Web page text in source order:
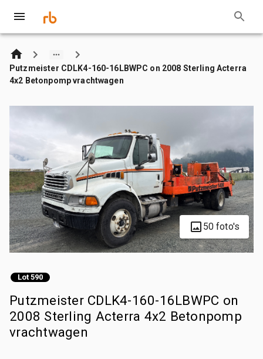
Putzmeister CDLK4-160-16LBWPC on 2008 Sterling Acterra
4x2 Betonpomp vrachtwagen
50 foto's
Lot 590
Putzmeister CDLK4-160-16LBWPC on
2008 Sterling Acterra 4x2 Betonpomp
vrachtwagen